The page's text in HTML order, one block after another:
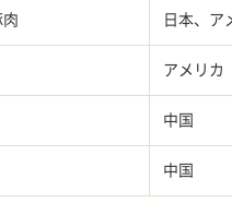
日本、ア
アメリカ
中国
中国